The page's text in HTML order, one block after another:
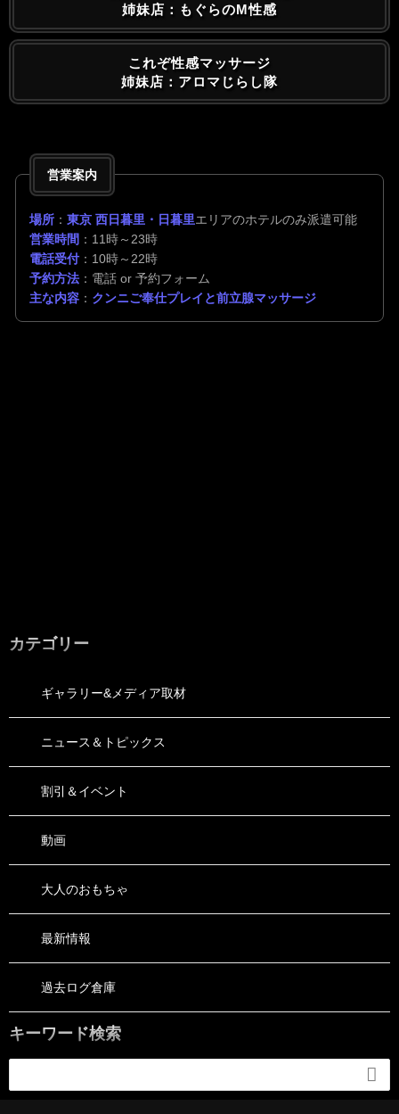
姉妹店：もぐらのM性感
これぞ性感マッサージ
姉妹店：アロマじらし隊
営業案内
場所 ： 東京 西日暮里・日暮里エリアのホテルのみ派遣可能
営業時間 ：11時～23時
電話受付：10時～22時
予約方法 ：電話 or 予約フォーム
主な内容 ： クンニご奉仕プレイと前立腺マッサージ
カテゴリー
ギャラリー&メディア取材
ニュース＆トピックス
割引＆イベント
動画
大人のおもちゃ
最新情報
過去ログ倉庫
キーワード検索
